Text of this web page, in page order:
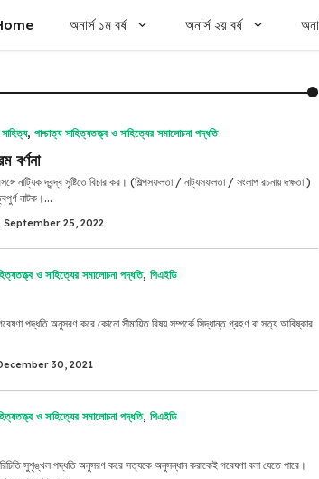
অনার্স ১ম বর্ষ অনার্স ২য় বর্ষ
, পাশ্চাত্য সাহিত্যতত্ত্ব ও সাহিত্যের সমালোচনা পদ্ধতি
বর্ণনা
নাট্যিক দ্বন্দ্ব সৃষ্টিতে বিচার কর। (শিল্পসফলতা / নাট্যসফলতা / সংলাপ রচনায় দক্ষতা )
নাটক।...
September 25, 2022
ও সাহিত্যের সমালোচনা পদ্ধতি, পিএইডি
গবেষণা পদ্ধতি অনুসরণ করে কোনো সীমায়িত বিষয় সম্পর্কে সিদ্ধান্ত গ্রহণ বা সত্য আবিষ্কার
30, 2021
ও সাহিত্যের সমালোচনা পদ্ধতি, পিএইডি
পরিচিতি সুশৃঙ্খল পদ্ধতি অনুসরণ করে সত্যকে অনুসন্ধান করাকেই গবেষণা বলা যেতে পারে।